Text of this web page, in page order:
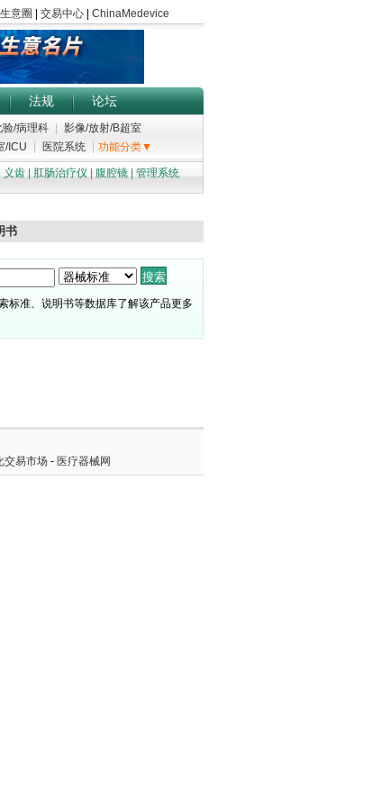
法规 论坛
验/病理科
影像/放射/B超室
/ICU 医院系统 功能分类▼
义齿| 肛肠治疗仪 腹腔镜| 管理系统
书
标准、说明书等数据库了解该产品更多
交易市场 - 医疗器械网